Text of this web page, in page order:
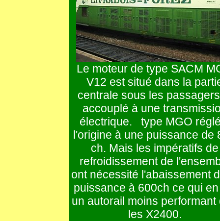
Le moteur de type SACM
V12 est situé dans la
centrale sous les
accouplé à une
électrique. type MGO
l'origine à une puissance de
ch. Mais les impératifs de
refroidissement de
ont nécessité l'abaissement
puissance à 600ch ce qui
un autorail moins performant
les X2400.